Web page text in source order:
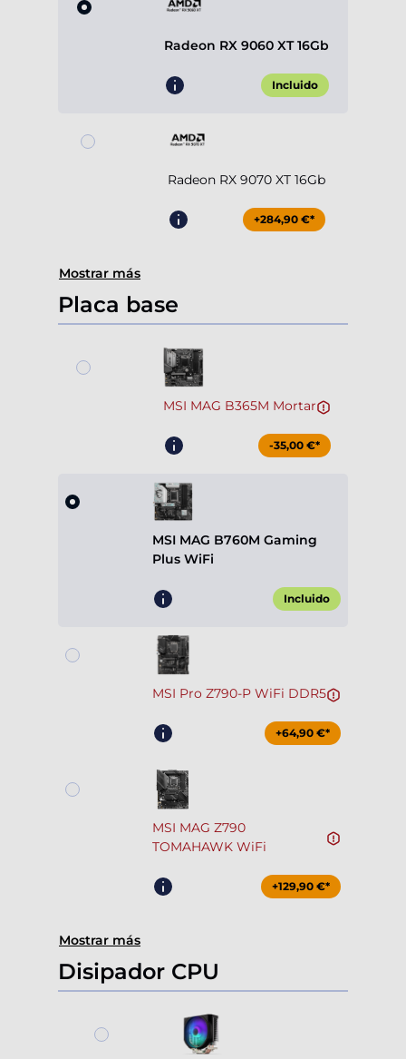
Radeon RX 9060 XT 16Gb
Incluido
Radeon RX 9070 XT 16Gb
+284,90 €*
Mostrar más
Placa base
MSI MAG B365M Mortar
-35,00 €*
MSI MAG B760M Gaming
Plus WiFi
Incluido
MSI Pro Z790-P WiFi DDR5
+64,90 €*
MSI MAG Z790
TOMAHAWK WiFi
+129,90 €*
Mostrar más
Disipador CPU